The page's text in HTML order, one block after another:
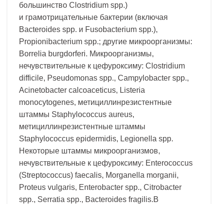
большинство Clostridium spр.)
и грамотрицательные бактерии (включая
Bacteroides spp. и Fusobacterium spp.),
Propionibacterium spp.; другие микроорганизмы:
Вorrelia burgdorferi. Микроорганизмы,
нечувствительные к цефуроксиму: Clostridium
difficile, Pseudomonas spp., Campylobacter spp.,
Acinetobacter calcoaceticus, Listeria
monocytogenes, метициллинрезистентные
штаммы Staphylococcus aureus,
метициллинрезистентные штаммы
Staphylococcus epidermidis, Legionella spp.
Некоторые штаммы микроорганизмов,
нечувствительные к цефуроксиму: Enterococcus
(Streptococcus) faecalis, Morganella morganii,
Proteus vulgaris, Enterobacter spp., Citrobacter
spp., Serratia spp., Bacteroides fragilis.В